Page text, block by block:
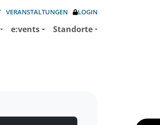
VERANSTALTUNGEN LOGIN
e:vents Standorte